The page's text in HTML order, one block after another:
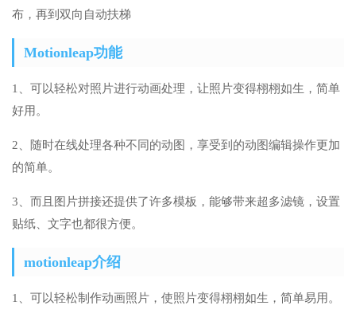
布，再到双向自动扶梯
Motionleap功能
1、可以轻松对照片进行动画处理，让照片变得栩栩如生，简单
好用。
2、随时在线处理各种不同的动图，享受到的动图编辑操作更加
的简单。
3、而且图片拼接还提供了许多模板，能够带来超多滤镜，设置
贴纸、文字也都很方便。
motionleap介绍
1、可以轻松制作动画照片，使照片变得栩栩如生，简单易用。